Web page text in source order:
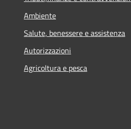
Ambiente
Salute, benessere e assistenza
Autorizzazioni
Agricoltura e pesca